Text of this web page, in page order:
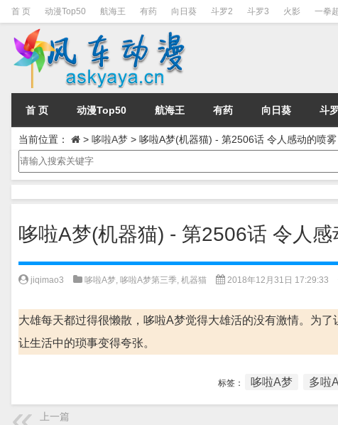
首 页 动漫Top50 航海王 有药 向日葵 斗罗2 斗罗3 火影 一拳
首 页 动漫Top50 航海王 有药 向日葵 斗
当前位置： > 哆啦A梦 > 哆啦A梦(机器猫) - 第2506话 令人感动的喷雾
哆啦A梦(机器猫) - 第2506话 令人感
jiqimao3 哆啦A梦, 哆啦A梦第三季, 机器猫 2018年12月31日 17:29:33
大雄每天都过得很懒散，哆啦A梦觉得大雄活的没有激情。为
让生活中的琐事变得夸张。
标签： 哆啦A梦 多啦
上一篇